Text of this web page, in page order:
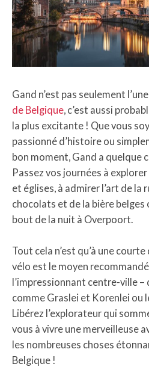
Gand n’est pas seulement
de Belgique, c’est aussi
la plus excitante ! Que vous
passionné d’histoire ou
bon moment, Gand a quelque
Passez vos journées à
et églises, à admirer l’art de la
chocolats et de la bière belges
bout de la nuit à Overpoort.
Tout cela n’est qu’à une
vélo est le moyen
l’impressionnant centre-ville
comme Graslei et Korenlei ou
Libérez l’explorateur qui
vous à vivre une merveilleuse
les nombreuses choses
Belgique !